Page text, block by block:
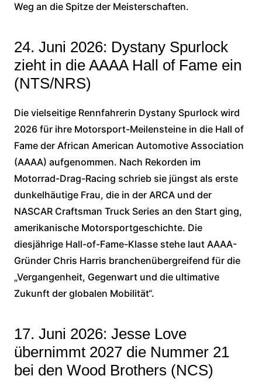
Weg an die Spitze der Meisterschaften.
24. Juni 2026: Dystany Spurlock
zieht in die AAAA Hall of Fame ein
(NTS/NRS)
Die vielseitige Rennfahrerin Dystany Spurlock wird
2026 für ihre Motorsport-Meilensteine in die Hall of
Fame der African American Automotive Association
(AAAA) aufgenommen. Nach Rekorden im
Motorrad-Drag-Racing schrieb sie jüngst als erste
dunkelhäutige Frau, die in der ARCA und der
NASCAR Craftsman Truck Series an den Start ging,
amerikanische Motorsportgeschichte. Die
diesjährige Hall-of-Fame-Klasse stehe laut AAAA-
Gründer Chris Harris branchenübergreifend für die
„Vergangenheit, Gegenwart und die ultimative
Zukunft der globalen Mobilität“.
17. Juni 2026: Jesse Love
übernimmt 2027 die Nummer 21
bei den Wood Brothers (NCS)